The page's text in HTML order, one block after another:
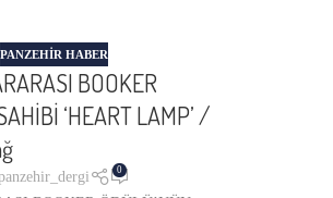
PANZEHIR HABER
BOOKER
‘HEART LAMP’ /
0